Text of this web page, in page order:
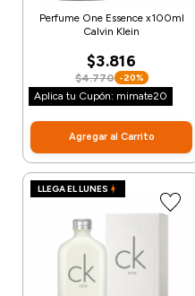
Perfume One Essence x100ml
Calvin Klein
$3.816
$4.770 -20%
Aplica tu Cupón: mimate20
Agregar al Carrito
LLEGA EL LUNES